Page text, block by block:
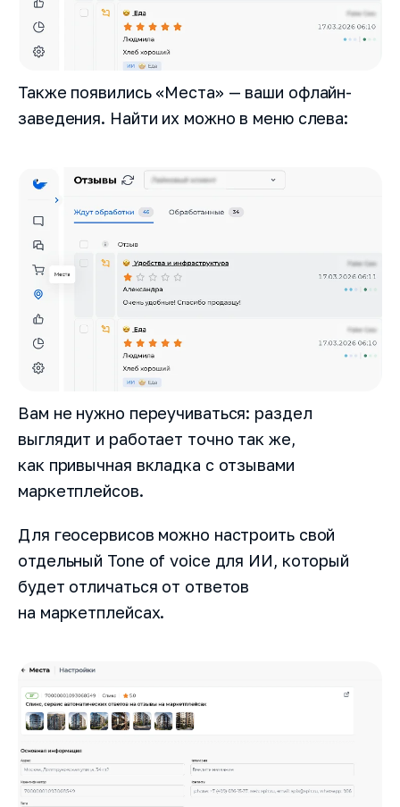
Также появились «Места» — ваши офлайн-
заведения. Найти их можно в меню слева:
Вам не нужно переучиваться: раздел
выглядит и работает точно так же,
как привычная вкладка с отзывами
маркетплейсов.
Для геосервисов можно настроить свой
отдельный Tone of voice для ИИ, который
будет отличаться от ответов
на маркетплейсах.
Как вас зовут?
Название компании
Номер телефона
Email
Я прочитал и согласен с условиямиЛицензионного договора
Пользовательского соглашения иПолитики
конфиденциальности
Быть в курсе новостей и акций (редко и по делу)